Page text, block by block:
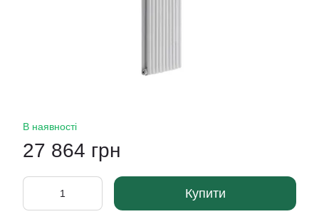
В наявності
27 864 грн
Купити